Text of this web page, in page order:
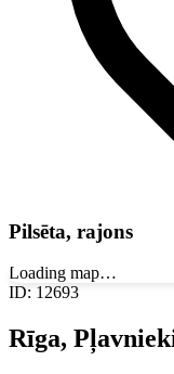
Pilsēta, rajons
Loading map…
ID: 12693
Rīga,